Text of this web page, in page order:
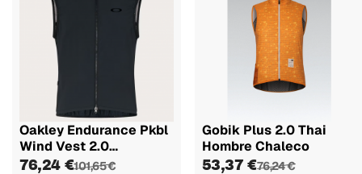
Oakley Endurance Pkbl
Wind Vest 2.0
Chaleco...
76,24 €101,65 €
Gobik Plus 2.0 Thai
Hombre Chaleco
53,37 €76,24 €